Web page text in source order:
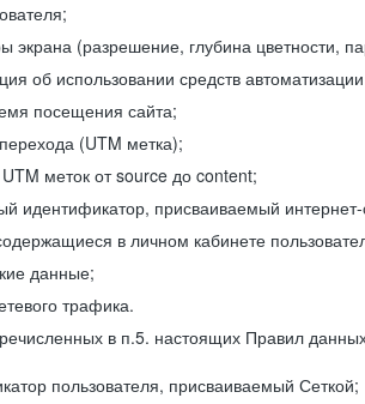
экрана (разрешение, глубина цветности,
об использовании средств
посещения сайта;
(UTM метка);
меток от source до content;
идентификатор, присваиваемый
в личном кабинете
данные;
трафика.
в п.5. настоящих Правил
пользователя, присваиваемый Сеткой;